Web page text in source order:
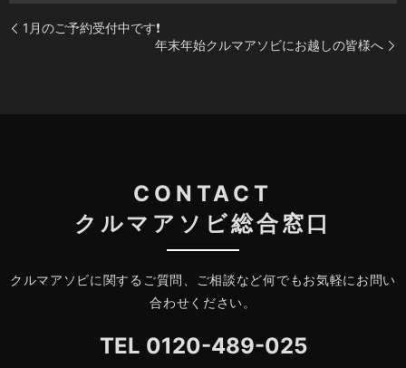
1月のご予約受付中です❗️
年末年始クルマアソビにお越しの皆様へ
CONTACT
クルマアソビ総合窓口
クルマアソビに関するご質問、ご相談など何でもお気軽にお問い
合わせください。
TEL 0120-489-025